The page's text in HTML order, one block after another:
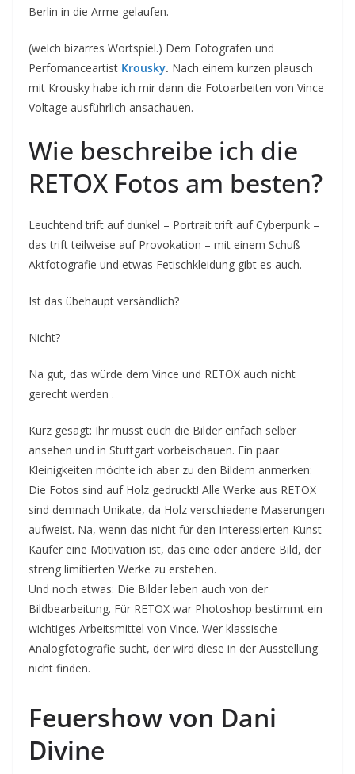
Berlin in die Arme gelaufen.
(welch bizarres Wortspiel.) Dem Fotografen und
Perfomanceartist Krousky. Nach einem kurzen plausch
mit Krousky habe ich mir dann die Fotoarbeiten von Vince
Voltage ausführlich ansachauen.
Wie beschreibe ich die
RETOX Fotos am besten?
Leuchtend trift auf dunkel – Portrait trift auf Cyberpunk –
das trift teilweise auf Provokation – mit einem Schuß
Aktfotografie und etwas Fetischkleidung gibt es auch.
Ist das übehaupt versändlich?
Nicht?
Na gut, das würde dem Vince und RETOX auch nicht
gerecht werden .
Kurz gesagt: Ihr müsst euch die Bilder einfach selber
ansehen und in Stuttgart vorbeischauen. Ein paar
Kleinigkeiten möchte ich aber zu den Bildern anmerken:
Die Fotos sind auf Holz gedruckt! Alle Werke aus RETOX
sind demnach Unikate, da Holz verschiedene Maserungen
aufweist. Na, wenn das nicht für den Interessierten Kunst
Käufer eine Motivation ist, das eine oder andere Bild, der
streng limitierten Werke zu erstehen.
Und noch etwas: Die Bilder leben auch von der
Bildbearbeitung. Für RETOX war Photoshop bestimmt ein
wichtiges Arbeitsmittel von Vince. Wer klassische
Analogfotografie sucht, der wird diese in der Ausstellung
nicht finden.
Feuershow von Dani
Divine